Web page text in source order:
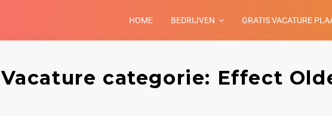
HOME BEDRIJVEN GRATIS VACATURE
Vacature categorie: Effect